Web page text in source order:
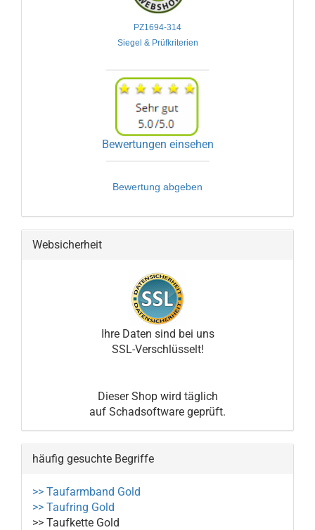
PZ1694-314
Siegel & Prüfkriterien
Bewertungen einsehen
Bewertung abgeben
Websicherheit
Ihre Daten sind bei uns
SSL-Verschlüsselt!
Dieser Shop wird täglich
auf Schadsoftware geprüft.
häufig gesuchte Begriffe
>> Taufarmband Gold
>> Taufring Gold
>> Taufkette Gold